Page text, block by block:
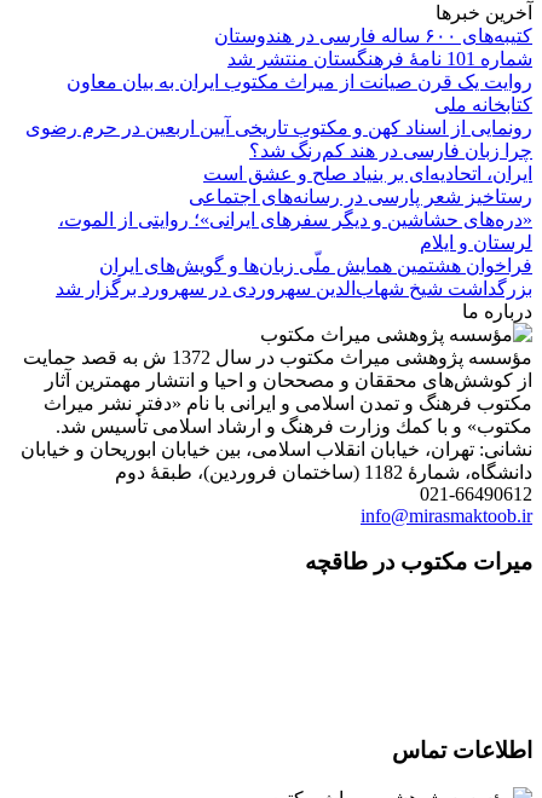
آخرین خبرها
کتیبه‌های ۶۰۰ ساله فارسی در هندوستان
شماره 101 نامۀ فرهنگستان منتشر شد
روایت یک قرن صیانت از میراث مکتوب ایران به بیان معاون
کتابخانه ملی
رونمایی از اسناد کهن و مکتوب تاریخی آیین اربعین در حرم رضوی
چرا زبان فارسی در هند کم‌رنگ شد؟
ایران، اتحادیه‌ای بر بنیاد صلح و عشق است
رستاخیز شعر پارسی در رسانه‌های اجتماعی
«دره‌های حشاشین و دیگر سفرهای ایرانی»؛ روایتی از الموت،
لرستان و ایلام
فراخوان هشتمین همایش ملّی زبان‌ها و گویش‌های ایران
بزرگداشت شیخ شهاب‌الدین سهروردی در سهرورد برگزار شد
درباره ما
مؤسسه پژوهشی میراث مكتوب در سال 1372 ش به قصد حمایت
از كوشش‌های محققان و مصححان و احیا و انتشار مهمترین آثار
مكتوب فرهنگ و تمدن اسلامی و ایرانی با نام «دفتر نشر میراث
مكتوب» و با كمك وزارت فرهنگ و ارشاد اسلامی تأسیس شد.
نشانی: تهران، خیابان انقلاب اسلامی، بین خیابان ابوریحان و خیابان
دانشگاه، شمارۀ 1182 (ساختمان فروردین)، طبقۀ دوم
021-66490612
info@mirasmaktoob.ir
میرات مکتوب در طاقچه
اطلاعات تماس